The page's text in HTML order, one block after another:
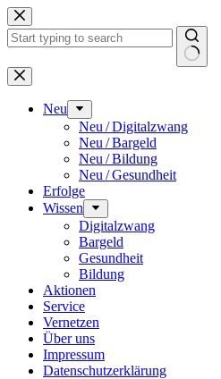
Zum
Inhalt
springen
Keine
Ergebnisse
Neu
Neu / Digitalzwang
Neu / Bargeld
Neu / Bildung
Neu / Gesundheit
Erfolge
Wissen
Digitalzwang
Bargeld
Gesundheit
Bildung
Aktionen
Service
Vernetzen
Über uns
Impressum
Datenschutz­erklärung